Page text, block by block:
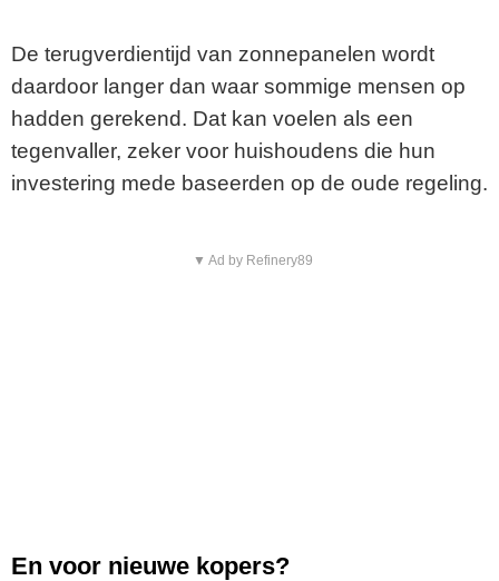
De terugverdientijd van zonnepanelen wordt
daardoor langer dan waar sommige mensen op
hadden gerekend. Dat kan voelen als een
tegenvaller, zeker voor huishoudens die hun
investering mede baseerden op de oude regeling.
▼ Ad by Refinery89
En voor nieuwe kopers?